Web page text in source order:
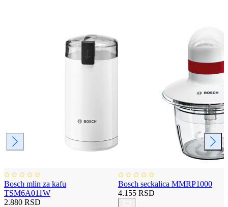
Bosch mlin za kafu
TSM6A011W
2.880 RSD
Bosch seckalica MMRP1000
4.155 RSD